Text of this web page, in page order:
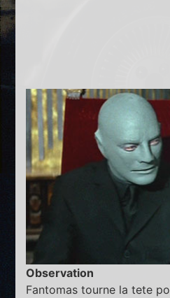
Observation
Fantomas tourne la tete